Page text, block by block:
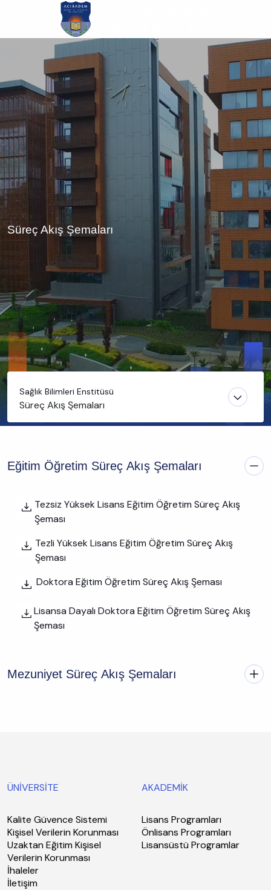
atla
Süreç Akış Şemaları
Sağlık Bilimleri Enstitüsü
Süreç Akış Şemaları
Eğitim Öğretim Süreç Akış Şemaları
Tezsiz Yüksek Lisans Eğitim Öğretim Süreç Akış
Şeması
Tezli Yüksek Lisans Eğitim Öğretim Süreç Akış
Şeması
Doktora Eğitim Öğretim Süreç Akış Şeması
Lisansa Dayalı Doktora Eğitim Öğretim Süreç Akış
Şeması
Mezuniyet Süreç Akış Şemaları
ÜNİVERSİTE
Kalite Güvence Sistemi
Kişisel Verilerin Korunması
Uzaktan Eğitim Kişisel
Verilerin Korunması
İhaleler
İletişim
AKADEMİK
Lisans Programları
Önlisans Programları
Lisansüstü Programlar